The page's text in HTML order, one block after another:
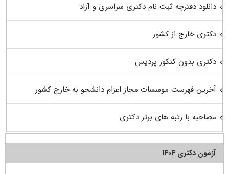
دانلود دفترچه ثبت نام دکتری سراسری و آزاد
دکتری خارج از کشور
دکتری بدون کنکور پردیس
آخرین فهرست موسسات مجاز اعزام دانشجو به خارج کشور
مصاحبه با رتبه های برتر دکتری
آزمون دکتری ۱۴۰۴